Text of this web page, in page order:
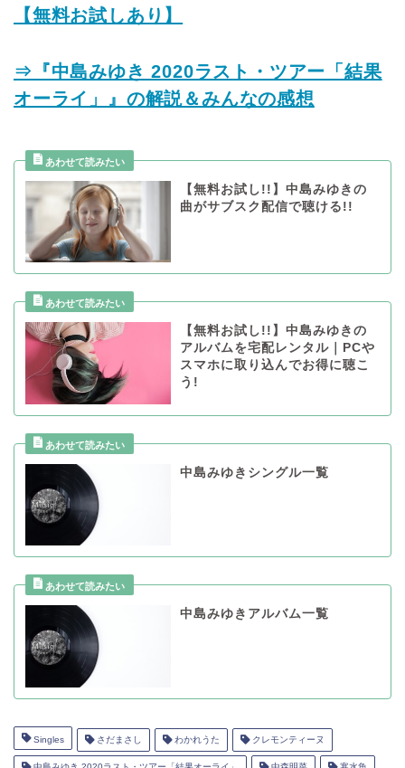
【無料お試しあり】
⇒『中島みゆき 2020ラスト・ツアー「結果
オーライ」』の解説＆みんなの感想
【無料お試し!!】中島みゆきの
曲がサブスク配信で聴ける!!
【無料お試し!!】中島みゆきの
アルバムを宅配レンタル｜PCや
スマホに取り込んでお得に聴こ
う!
中島みゆきシングル一覧
中島みゆきアルバム一覧
Singles さだまさし わかれうた クレモンティーヌ